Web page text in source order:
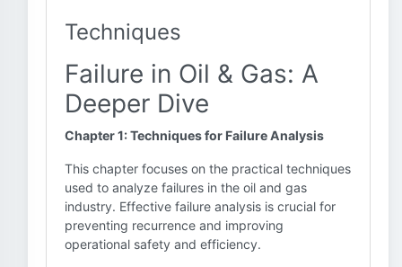
Techniques
Failure in Oil & Gas: A
Deeper Dive
Chapter 1: Techniques for Failure Analysis
This chapter focuses on the practical techniques
used to analyze failures in the oil and gas
industry. Effective failure analysis is crucial for
preventing recurrence and improving
operational safety and efficiency.